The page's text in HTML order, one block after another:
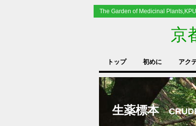
The Garden of Medicinal Plants,KPU
京
生薬標本
トップ 初めに アク